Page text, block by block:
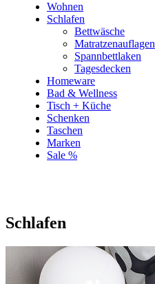
Wohnen
Schlafen
Bettwäsche
Matratzenauflagen
Spannbettlaken
Tagesdecken
Homeware
Bad & Wellness
Tisch + Küche
Schenken
Taschen
Marken
Sale %
Schlafen